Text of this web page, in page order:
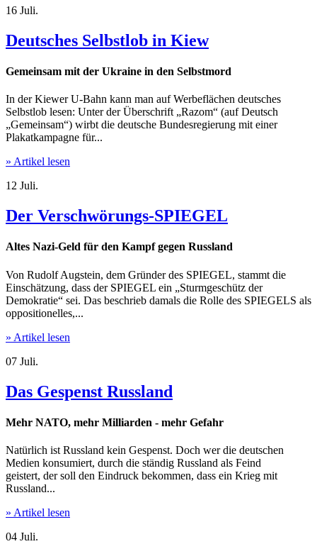
16 Juli.
Deutsches Selbstlob in Kiew
Gemeinsam mit der Ukraine in den Selbstmord
In der Kiewer U-Bahn kann man auf Werbeflächen deutsches
Selbstlob lesen: Unter der Überschrift „Razom“ (auf Deutsch
„Gemeinsam“) wirbt die deutsche Bundesregierung mit einer
Plakatkampagne für...
» Artikel lesen
12 Juli.
Der Verschwörungs-SPIEGEL
Altes Nazi-Geld für den Kampf gegen Russland
Von Rudolf Augstein, dem Gründer des SPIEGEL, stammt die
Einschätzung, dass der SPIEGEL ein „Sturmgeschütz der
Demokratie“ sei. Das beschrieb damals die Rolle des SPIEGELS als
oppositionelles,...
» Artikel lesen
07 Juli.
Das Gespenst Russland
Mehr NATO, mehr Milliarden - mehr Gefahr
Natürlich ist Russland kein Gespenst. Doch wer die deutschen
Medien konsumiert, durch die ständig Russland als Feind
geistert, der soll den Eindruck bekommen, dass ein Krieg mit
Russland...
» Artikel lesen
04 Juli.